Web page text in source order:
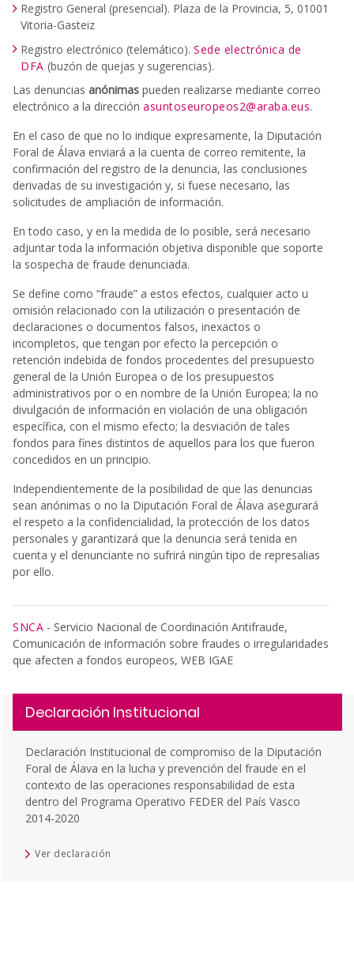
Registro General (presencial). Plaza de la Provincia, 5, 01001
Vitoria-Gasteiz
Registro electrónico (telemático). Sede electrónica de
DFA (buzón de quejas y sugerencias).
Las denuncias anónimas pueden realizarse mediante correo
electrónico a la dirección asuntoseuropeos2@araba.eus.
En el caso de que no lo indique expresamente, la Diputación
Foral de Álava enviará a la cuenta de correo remitente, la
confirmación del registro de la denuncia, las conclusiones
derivadas de su investigación y, si fuese necesario, las
solicitudes de ampliación de información.
En todo caso, y en la medida de lo posible, será necesario
adjuntar toda la información objetiva disponible que soporte
la sospecha de fraude denunciada.
Se define como “fraude” a estos efectos, cualquier acto u
omisión relacionado con la utilización o presentación de
declaraciones o documentos falsos, inexactos o
incompletos, que tengan por efecto la percepción o
retención indebida de fondos procedentes del presupuesto
general de la Unión Europea o de los presupuestos
administrativos por o en nombre de la Unión Europea; la no
divulgación de información en violación de una obligación
específica, con el mismo efecto; la desviación de tales
fondos para fines distintos de aquellos para los que fueron
concedidos en un principio.
Independientemente de la posibilidad de que las denuncias
sean anónimas o no la Diputación Foral de Álava asegurará
el respeto a la confidencialidad, la protección de los datos
personales y garantizará que la denuncia será tenida en
cuenta y el denunciante no sufrirá ningún tipo de represalias
por ello.
SNCA - Servicio Nacional de Coordinación Antifraude,
Comunicación de información sobre fraudes o irregularidades
que afecten a fondos europeos, WEB IGAE
Declaración Institucional
Declaración Institucional de compromiso de la Diputación
Foral de Álava en la lucha y prevención del fraude en el
contexto de las operaciones responsabilidad de esta
dentro del Programa Operativo FEDER del País Vasco
2014-2020
Ver declaración